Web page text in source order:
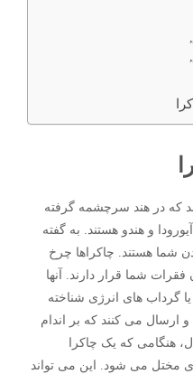
که در هند سرچشمه گرفته
و هندو هستند. به گفته
شما هستند. چاکراها چرخ
شما قرار دارند. آنها
گرداب های انرژی شناخته
ارسال می کنند که بر اندام
هنگامی که یک چاکرا
مختل می شود. این می تواند